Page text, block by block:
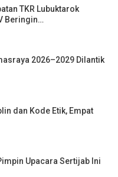
TKR Lubuktarok
Beringin…
2026–2029 Dilantik
dan Kode Etik, Empat
Upacara Sertijab Ini